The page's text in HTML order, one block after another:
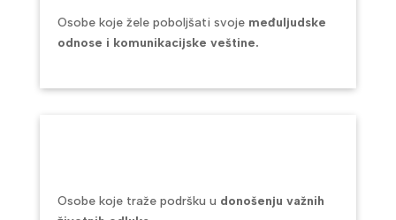
Osobe koje žele poboljšati svoje međuljudske
odnose i komunikacijske veštine.
Osobe koje traže podršku u donošenju važnih